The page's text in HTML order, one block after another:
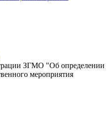
ЗГМО "Об определении
мероприятия